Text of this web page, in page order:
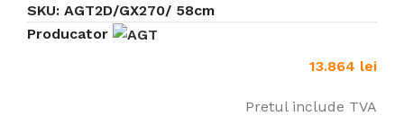
SKU: AGT2D/GX270/ 58cm
Producator
13.864 lei
Pretul include TVA